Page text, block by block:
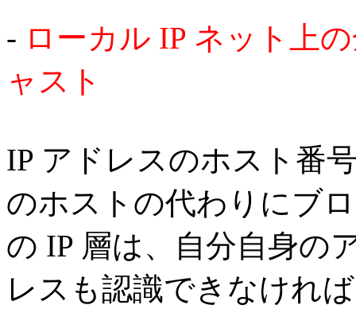
- ローカル IP ネット上
ャスト
IP アドレスのホスト番
のホストの代わりにブ
の IP 層は、自分自身の
レスも認識できなけれ